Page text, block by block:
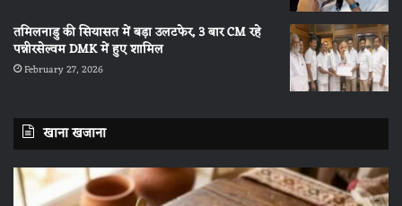
तमिलनाडु की सियासत में बड़ा उलटफेर, 3 बार CM रहे
पन्नीरसेल्वम DMK में हुए शामिल
February 27, 2026
खाना खजाना